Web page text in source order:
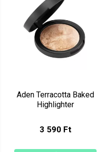
Aden Terracotta Baked
Highlighter
3 590 Ft